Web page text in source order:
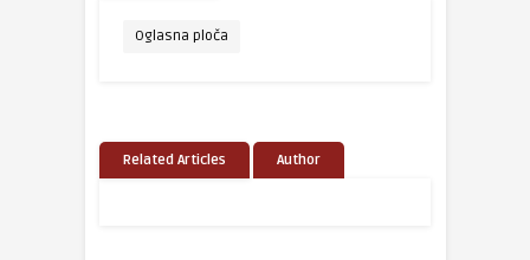
Oglasna ploča
Related Articles Author